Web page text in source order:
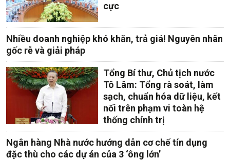
cực
Nhiều doanh nghiệp khó khăn, trả giá! Nguyên nhân
gốc rễ và giải pháp
Tổng Bí thư, Chủ tịch nước
Tô Lâm: Tổng rà soát, làm
sạch, chuẩn hóa dữ liệu, kết
nối trên phạm vi toàn hệ
thống chính trị
Ngân hàng Nhà nước hướng dẫn cơ chế tín dụng
đặc thù cho các dự án của 3 ‘ông lớn’